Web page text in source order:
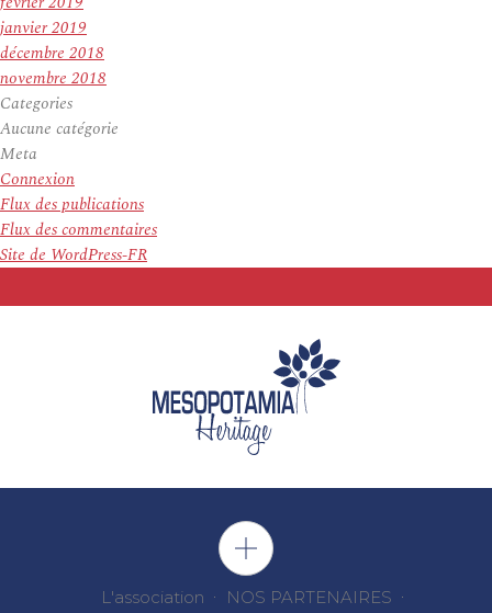
janvier 2019
décembre 2018
novembre 2018
Categories
Aucune catégorie
Meta
Connexion
Flux des publications
Flux des commentaires
Site de WordPress-FR
L'association NOS PARTENAIRES